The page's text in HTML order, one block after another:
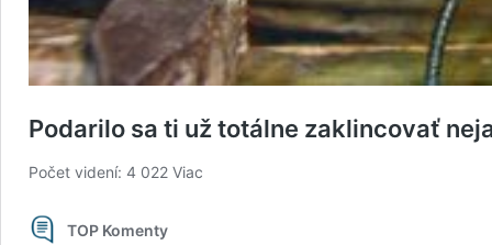
Podarilo sa ti už totálne zaklincovať
Počet videní: 4 022 Viac
TOP Komenty